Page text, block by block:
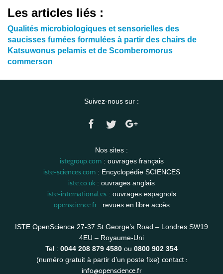
Les articles liés :
Qualités microbiologiques et sensorielles des
saucisses fumées formulées à partir des chairs de
Katsuwonus pelamis et de Scomberomorus
commerson
Suivez-nous sur :
Nos sites :
istegroup.com: ouvrages français
iste-sciences.com: Encyclopédie SCIENCES
iste.co.uk : ouvrages anglais
iste-international.es: ouvrages espagnols
openscience.fr: revues en libre accès
ISTE OpenScience 27-37 St George’s Road – Londres SW19
4EU – Royaume-Uni
Tel : 0044 208 879 4580 ou 0800 902 354
(numéro gratuit à partir d’un poste fixe) contact :
info@openscience.fr